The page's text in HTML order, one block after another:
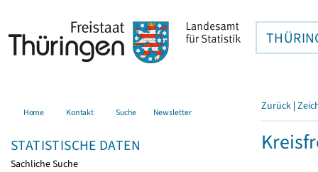
Home Kontakt Suche Newsletter
STATISTISCHE DATEN
Sachliche Suche
Zurück |